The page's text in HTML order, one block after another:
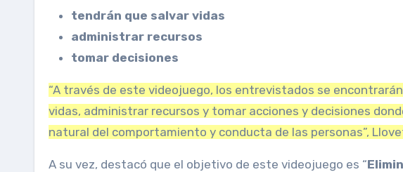
tendrán que salvar vidas
administrar recursos
tomar decisiones
“A través de este videojuego, los entrevistados se
vidas, administrar recursos y tomar acciones y decisiones
natural del comportamiento y conducta de las personas”,
A su vez, destacó que el objetivo de este videojuego es “